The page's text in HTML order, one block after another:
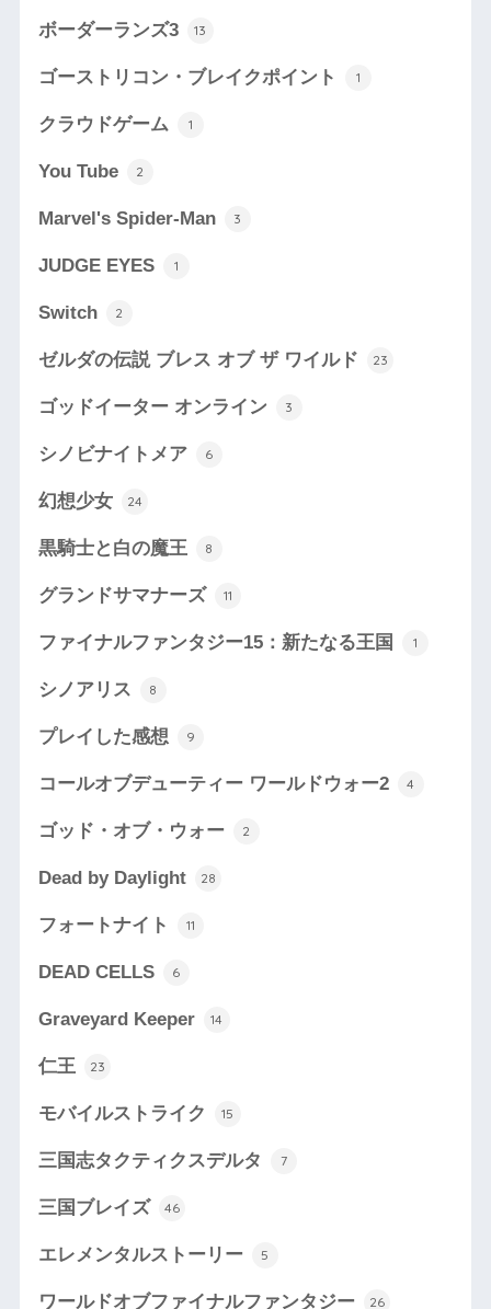
ボーダーランズ3 13
ゴーストリコン・ブレイクポイント 1
クラウドゲーム 1
You Tube 2
Marvel's Spider-Man 3
JUDGE EYES 1
Switch 2
ゼルダの伝説 ブレス オブ ザ ワイルド 23
ゴッドイーター オンライン 3
シノビナイトメア 6
幻想少女 24
黒騎士と白の魔王 8
グランドサマナーズ 11
ファイナルファンタジー15：新たなる王国 1
シノアリス 8
プレイした感想 9
コールオブデューティー ワールドウォー2 4
ゴッド・オブ・ウォー 2
Dead by Daylight 28
フォートナイト 11
DEAD CELLS 6
Graveyard Keeper 14
仁王 23
モバイルストライク 15
三国志タクティクスデルタ 7
三国ブレイズ 46
エレメンタルストーリー 5
ワールドオブファイナルファンタジー 26